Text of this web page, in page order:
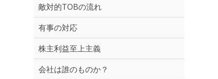
敵対的TOBの流れ
有事の対応
株主利益至上主義
会社は誰のものか？